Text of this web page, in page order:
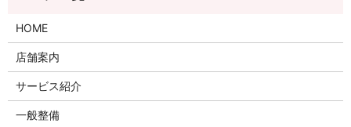
HOME
店舗案内
サービス紹介
一般整備